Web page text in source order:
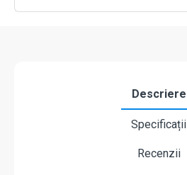
Descriere
Specificații
Recenzii